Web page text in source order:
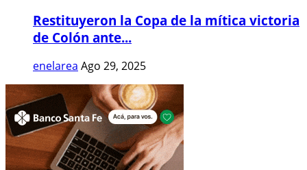
Restituyeron la Copa de la mítica victoria
de Colón ante...
enelarea Ago 29, 2025